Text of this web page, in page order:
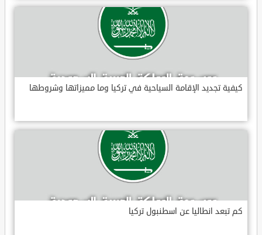
كيفية تجديد الإقامة السياحية في تركيا وما مميزاتها وشروطها
كم تبعد انطاليا عن اسطنبول تركيا